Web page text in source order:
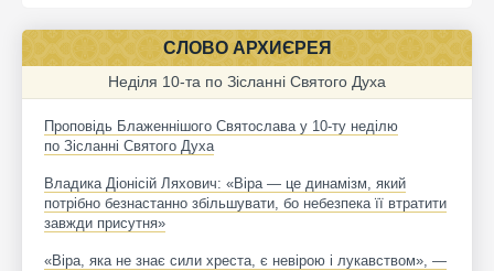
СЛОВО АРХИЄРЕЯ
Неділя 10-та по Зісланні Святого Духа
Проповідь Блаженнішого Святослава у 10-ту неділю
по Зісланні Святого Духа
Владика Діонісій Ляхович: «Віра — це динамізм, який
потрібно безнастанно збільшувати, бо небезпека її втратити
завжди присутня»
«Віра, яка не знає сили хреста, є невірою і лукавством», —